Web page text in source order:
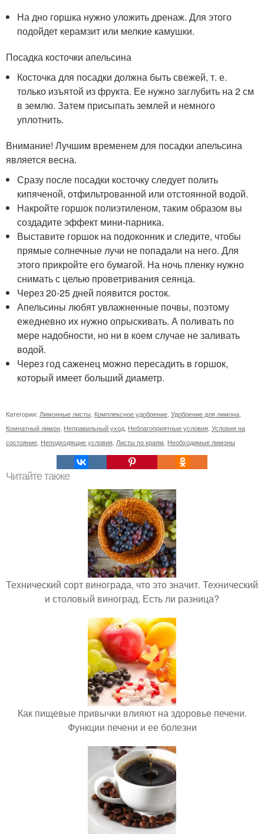
На дно горшка нужно уложить дренаж. Для этого
подойдет керамзит или мелкие камушки.
Посадка косточки апельсина
Косточка для посадки должна быть свежей, т. е.
только изъятой из фрукта. Ее нужно заглубить на 2 см
в землю. Затем присыпать землей и немного
уплотнить.
Внимание! Лучшим временем для посадки апельсина
является весна.
Сразу после посадки косточку следует полить
кипяченой, отфильтрованной или отстоянной водой.
Накройте горшок полиэтиленом, таким образом вы
создадите эффект мини-парника.
Выставите горшок на подоконник и следите, чтобы
прямые солнечные лучи не попадали на него. Для
этого прикройте его бумагой. На ночь пленку нужно
снимать с целью проветривания сеянца.
Через 20-25 дней появится росток.
Апельсины любят увлажненные почвы, поэтому
ежедневно их нужно опрыскивать. А поливать по
мере надобности, но ни в коем случае не заливать
водой.
Через год саженец можно пересадить в горшок,
который имеет больший диаметр.
Категории: Лимонные листы Комплексное удобрение Удобрение для лимона
Комнатный лимон Неправильный уход Неблагоприятные условия Условия на
состояние Неподходящие условия Листы по краям Необходимые лимоны
Читайте также
Технический сорт винограда, что это значит. Технический
и столовый виноград. Есть ли разница?
Как пищевые привычки влияют на здоровье печени.
Функции печени и ее болезни